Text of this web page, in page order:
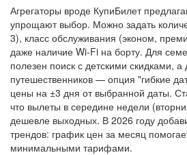
Агрегаторы вроде КупиБилет
упрощают выбор. Можно задать
3), класс обслуживания (эконом,
даже наличие Wi-Fi на борту. Для
полезен поиск с детскими скидками, а
путешественников — опция "гибкие
цены на ±3 дня от выбранной даты.
что вылеты в середине недели
дешевле выходных. В 2026 году
трендов: график цен за месяц
минимальными тарифами.